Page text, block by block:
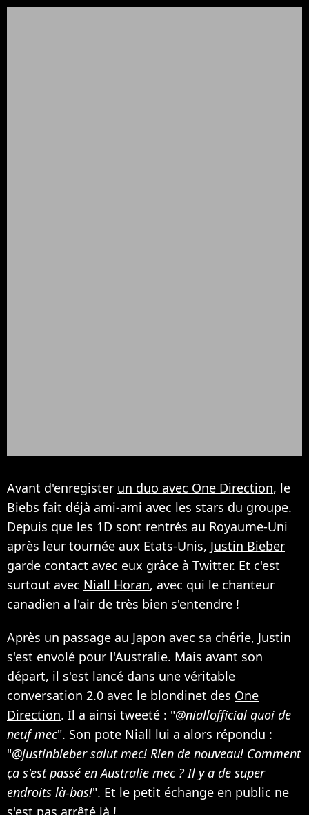
Avant d'enregister un duo avec One Direction, le
Biebs fait déjà ami-ami avec les stars du groupe.
Depuis que les 1D sont rentrés au Royaume-Uni
après leur tournée aux Etats-Unis, Justin Bieber
garde contact avec eux grâce à Twitter. Et c'est
surtout avec Niall Horan, avec qui le chanteur
canadien a l'air de très bien s'entendre !
Après un passage au Japon avec sa chérie, Justin
s'est envolé pour l'Australie. Mais avant son
départ, il s'est lancé dans une véritable
conversation 2.0 avec le blondinet des One
Direction. Il a ainsi tweeté : "@niallofficial quoi de
neuf mec". Son pote Niall lui a alors répondu :
"@justinbieber salut mec! Rien de nouveau! Comment
ça s'est passé en Australie mec ? Il y a de super
endroits là-bas!". Et le petit échange en public ne
s'est pas arrêté là !